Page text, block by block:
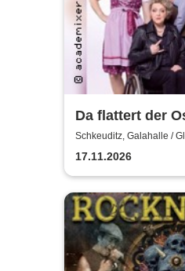
Da flattert der
H.Blank, A.
Köbernick
Schkeuditz, Galahalle /
17.11.2026